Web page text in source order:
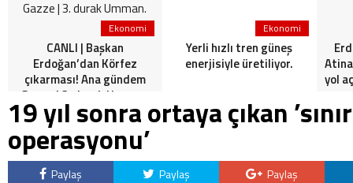
Ekonomi
CANLI | Başkan
Erdoğan’dan Körfez
çıkarması! Ana gündem
Gazze | 3. durak Umman.
Ekonomi
Yerli hızlı tren güneş
enerjisiyle üretiliyor.
yol
19 yıl sonra ortaya çıkan
operasyonu’
Paylaş Paylaş Paylaş